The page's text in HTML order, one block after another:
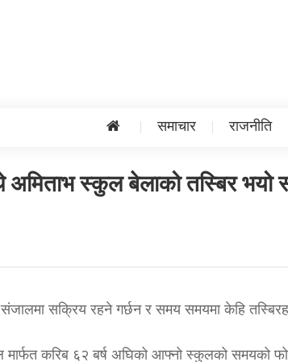
समाचार राजनीति
अमिताभ स्कुल बेलाको तस्बिर भयो
सक्रिय रहने गर्छन र समय समयमा केहि
करिब ६२ बर्ष अघिको आफ्नो स्कुलको समयको